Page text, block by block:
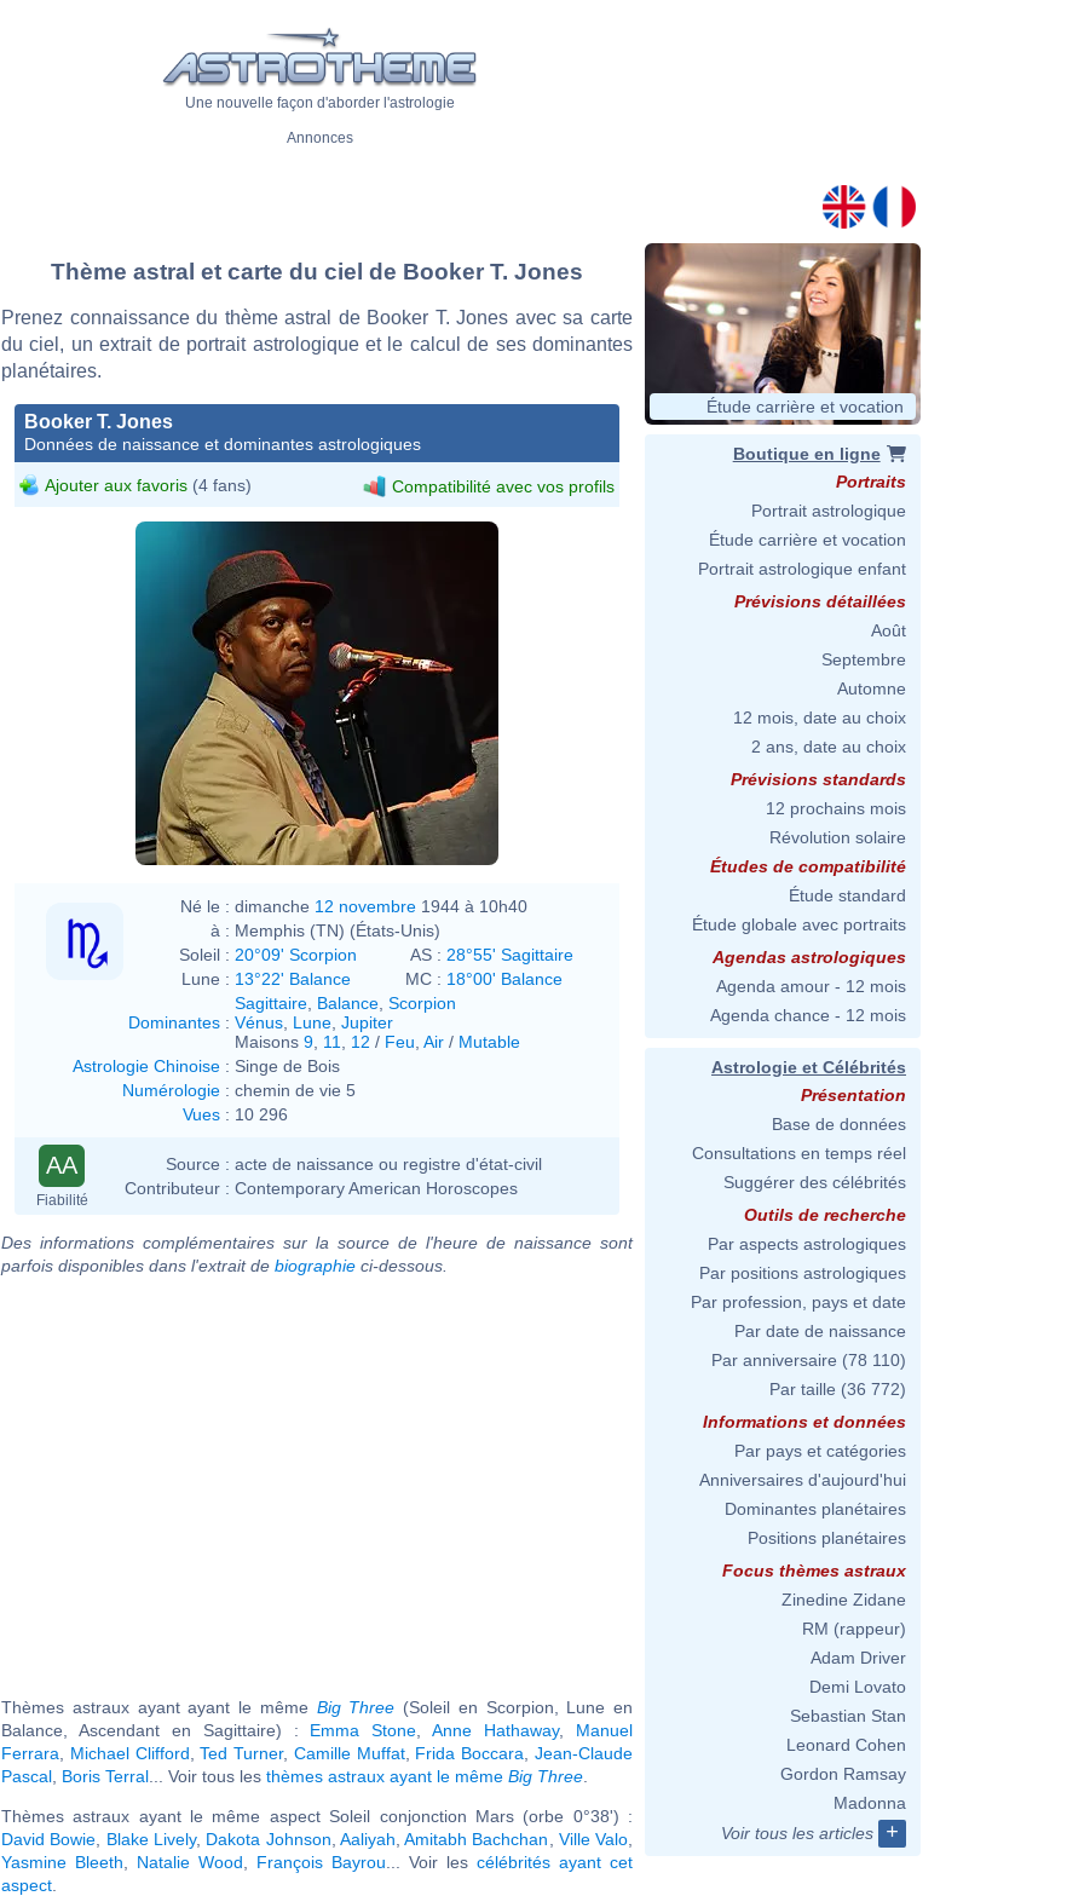
Une nouvelle façon d'aborder l'astrologie
Annonces
Thème astral et carte du ciel de Booker T. Jones
Prenez connaissance du thème astral de Booker T. Jones avec sa carte
du ciel, un extrait de portrait astrologique et le calcul de ses dominantes
planétaires.
Booker T. Jones
Données de naissance et dominantes astrologiques
Ajouter aux favoris (4 fans) Compatibilité avec vos profils
Né le : dimanche 12 novembre 1944 à 10h40
à : Memphis (TN) (États-Unis)
Soleil : 20°09' Scorpion AS : 28°55' Sagittaire
Lune : 13°22' Balance MC : 18°00' Balance
Dominantes :
Sagittaire Balance Scorpion
Vénus Lune Jupiter
Maisons 9 11 12 / Feu Air / Mutable
Astrologie Chinoise : Singe de Bois
Numérologie : chemin de vie 5
Vues : 10 296
AA
Fiabilité
Source : acte de naissance ou registre d'état-civil
Contributeur : Contemporary American Horoscopes
Des informations complémentaires sur la source de l'heure de naissance sont
parfois disponibles dans l'extrait de biographie ci-dessous.
Thèmes astraux ayant ayant le même Big Three (Soleil en Scorpion, Lune en
Balance, Ascendant en Sagittaire) : Emma Stone ,Anne Hathaway, Manuel
Ferrara
Michael Clifford ,Ted Turner, Camille Muffat, Frida Boccara ,Jean-Claude
Pascal Boris Terral ... Voir tous les thèmes astraux ayant le même Big Three
Thèmes astraux ayant le même aspect Soleil conjonction Mars (orbe 0°38') :
David Bowie
Blake Lively, Dakota Johnson Aaliyah ,Amitabh Bachchan Ville Valo
Yasmine Bleeth
Natalie Wood François Bayrou ... Voir les célébrités ayant cet
aspect
Étude carrière et vocation
Boutique en ligne
Portraits
Portrait astrologique
Étude carrière et vocation
Portrait astrologique enfant
Prévisions détaillées
Août
Septembre
Automne
12 mois, date au choix
2 ans, date au choix
Prévisions standards
12 prochains mois
Révolution solaire
Études de compatibilité
Étude standard
Étude globale avec portraits
Agendas astrologiques
Agenda amour - 12 mois
Agenda chance - 12 mois
Astrologie et Célébrités
Présentation
Base de données
Consultations en temps réel
Suggérer des célébrités
Outils de recherche
Par aspects astrologiques
Par positions astrologiques
Par profession, pays et date
Par date de naissance
Par anniversaire (78 110)
Par taille (36 772)
Informations et données
Par pays et catégories
Anniversaires d'aujourd'hui
Dominantes planétaires
Positions planétaires
Focus thèmes astraux
Zinedine Zidane
RM (rappeur)
Adam Driver
Demi Lovato
Sebastian Stan
Leonard Cohen
Gordon Ramsay
Madonna
Voir tous les articles
+